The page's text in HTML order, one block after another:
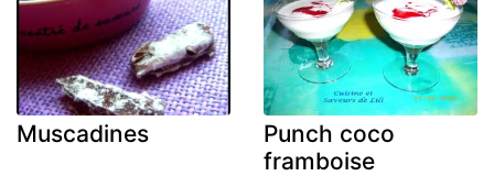
Muscadines
Punch coco
framboise